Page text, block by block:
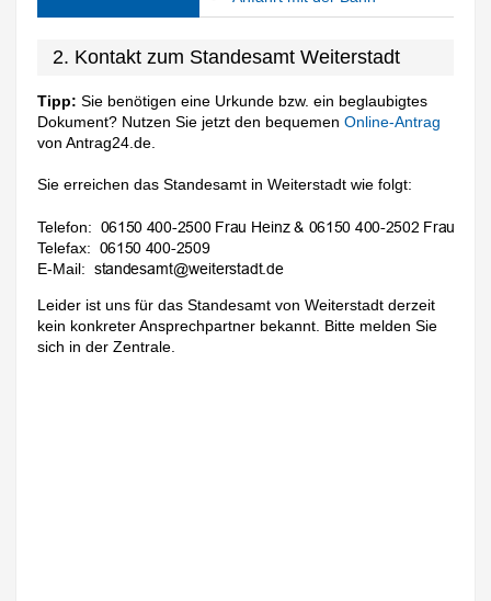
2. Kontakt zum Standesamt Weiterstadt
Tipp: Sie benötigen eine Urkunde bzw. ein beglaubigtes
Dokument? Nutzen Sie jetzt den bequemenOnline-Antrag
von Antrag24.de.
Sie erreichen das Standesamt in Weiterstadt wie folgt:
Telefon:
Telefax:
E-Mail:
Leider ist uns für das Standesamt von Weiterstadt derzeit
kein konkreter Ansprechpartner bekannt. Bitte melden Sie
sich in der Zentrale.